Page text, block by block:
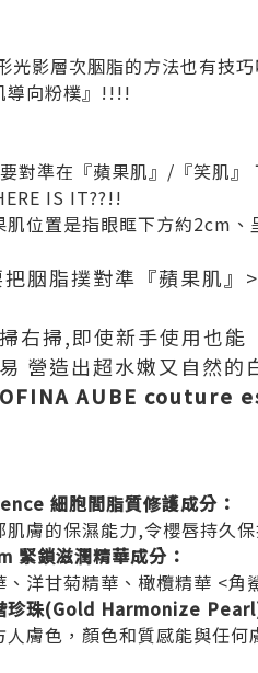
光影層次胭脂的方法也有技
導向粉樸』!!!!
對準在『蘋果肌』/『笑肌』
IS IT??!!
肌位置是指眼眶下方約2cm、
胭脂撲對準『蘋果肌』
右掃,即使新手使用也能
營造出超水嫩又自然的
AUBE couture
細胞間脂質修護成分：
肌膚的保濕能力,令櫻唇持久
緊鎖滋潤精華成分：
、洋甘菊精華、橄欖精華 <角
珍珠(Gold Harmonize
人膚色，顏色和質感能與任何